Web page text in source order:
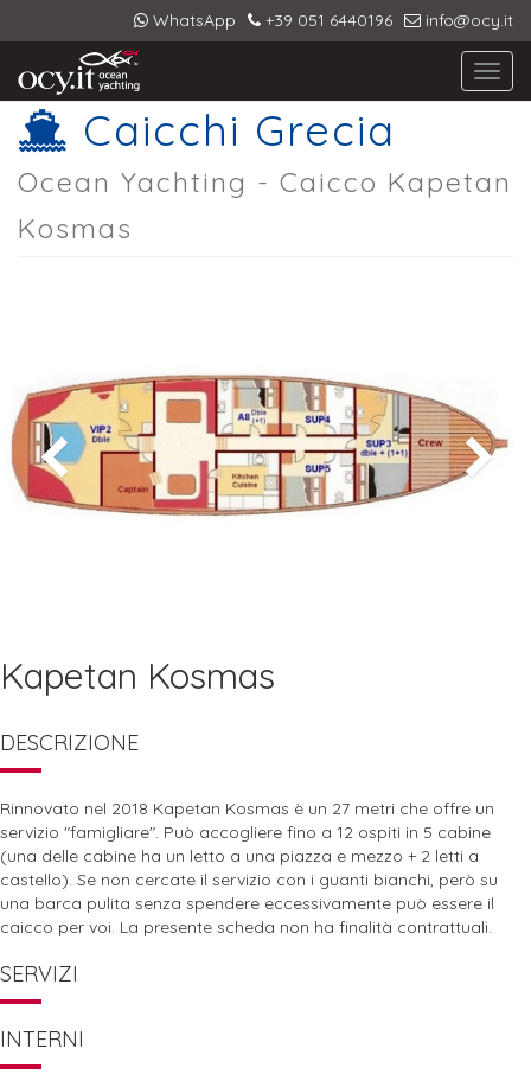
WhatsApp +39 051 6440196 info@ocy.it
Caicchi Grecia
Ocean Yachting - Caicco Kapetan
Kosmas
Kapetan Kosmas
DESCRIZIONE
Rinnovato nel 2018 Kapetan Kosmas è un 27 metri che offre un
servizio "famigliare". Può accogliere fino a 12 ospiti in 5 cabine
(una delle cabine ha un letto a una piazza e mezzo + 2 letti a
castello). Se non cercate il servizio con i guanti bianchi, però su
una barca pulita senza spendere eccessivamente può essere il
caicco per voi. La presente scheda non ha finalità contrattuali.
SERVIZI
INTERNI